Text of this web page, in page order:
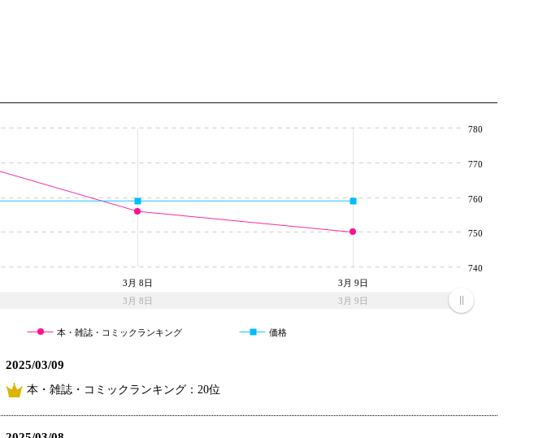
3月 8日 3月 9日
3月 8日 3月 9日
740
750
760
770
780
本・雑誌・コミックランキング 価格
2025/03/09
本・雑誌・コミックランキング：20位